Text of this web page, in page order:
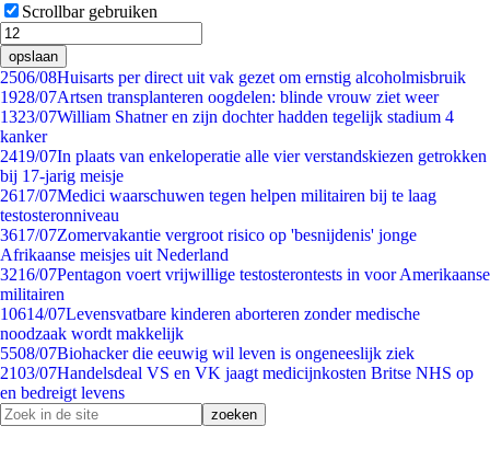
Scrollbar gebruiken
opslaan
2506/08Huisarts per direct uit vak gezet om ernstig alcoholmisbruik
1928/07Artsen transplanteren oogdelen: blinde vrouw ziet weer
1323/07William Shatner en zijn dochter hadden tegelijk stadium 4
kanker
2419/07In plaats van enkeloperatie alle vier verstandskiezen getrokken
bij 17-jarig meisje
2617/07Medici waarschuwen tegen helpen militairen bij te laag
testosteronniveau
3617/07Zomervakantie vergroot risico op 'besnijdenis' jonge
Afrikaanse meisjes uit Nederland
3216/07Pentagon voert vrijwillige testosterontests in voor Amerikaanse
militairen
10614/07Levensvatbare kinderen aborteren zonder medische
noodzaak wordt makkelijk
5508/07Biohacker die eeuwig wil leven is ongeneeslijk ziek
2103/07Handelsdeal VS en VK jaagt medicijnkosten Britse NHS op
en bedreigt levens